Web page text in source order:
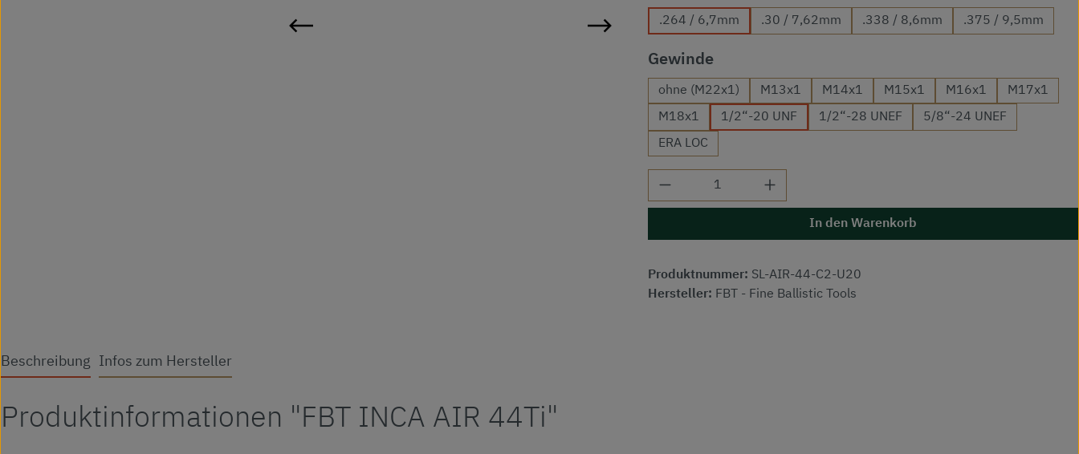
.264 / 6,7mm .30 / 7,62mm .338 / 8,6mm .375 / 9,5mm
Gewindeauswählen
ohne (M22x1) M13x1 M14x1 M15x1 M16x1 M17x1
M18x1 1/2“-20 UNF 1/2“-28 UNEF 5/8“-24 UNEF
ERA LOC
Produkt Anzahl: Gib den gewünschten Wert ein
In den Warenkorb
Produktnummer: SL-AIR-44-C2-U20
Hersteller: FBT - Fine Ballistic Tools
Beschreibung Infos zum Hersteller
Produktinformationen "FBT INCA AIR 44Ti"